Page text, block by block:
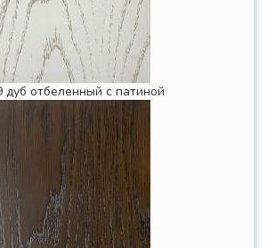
дуб отбеленный с патиной